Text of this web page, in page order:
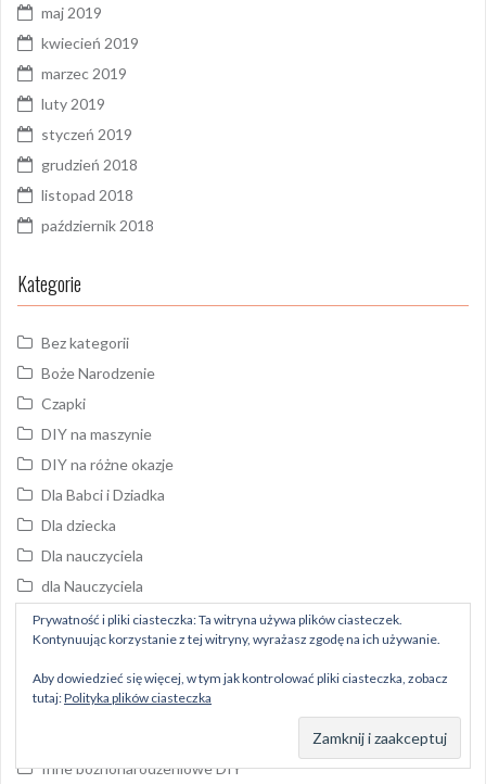
maj 2019
kwiecień 2019
marzec 2019
luty 2019
styczeń 2019
grudzień 2018
listopad 2018
październik 2018
Kategorie
Bez kategorii
Boże Narodzenie
Czapki
DIY na maszynie
DIY na różne okazje
Dla Babci i Dziadka
Dla dziecka
Dla nauczyciela
dla Nauczyciela
Dla niego
Dla niej
Dla psa
Halloween
Inne bożnonarodzeniowe DIY
Prywatność i pliki ciasteczka: Ta witryna używa plików ciasteczek.
Kontynuując korzystanie z tej witryny, wyrażasz zgodę na ich używanie.
Aby dowiedzieć się więcej, w tym jak kontrolować pliki ciasteczka, zobacz
tutaj:Polityka plików ciasteczka